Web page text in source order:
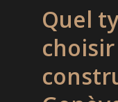
Quel